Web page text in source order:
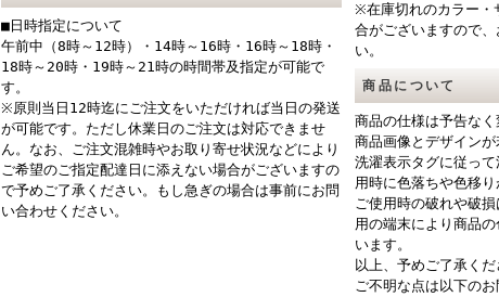
■日時指定について
午前中（8時～12時）・14時～16時・16時～18時・
18時～20時・19時～21時の時間帯及指定が可能で
す。
※原則当日12時迄にご注文をいただければ当日の発送
が可能です。ただし休業日のご注文は対応できませ
ん。なお、ご注文混雑時やお取り寄せ状況などにより
ご希望のご指定配達日に添えない場合がございますの
で予めご了承ください。もし急ぎの場合は事前にお問
い合わせください。
※在庫切れのカラー・
合がございますので
い。
商品について
商品の仕様は予告な
商品画像とデザイン
洗濯表示タグに従っ
用時に色落ちや色移
ご使用時の破れや破
用の端末により商品
います。
以上、予めご了承く
ご不明な点は以下の